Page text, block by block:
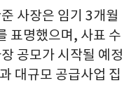
사장은 임기 3개월
표명했으며, 사표 수
공모가 시작될 예정
대규모 공급사업 집